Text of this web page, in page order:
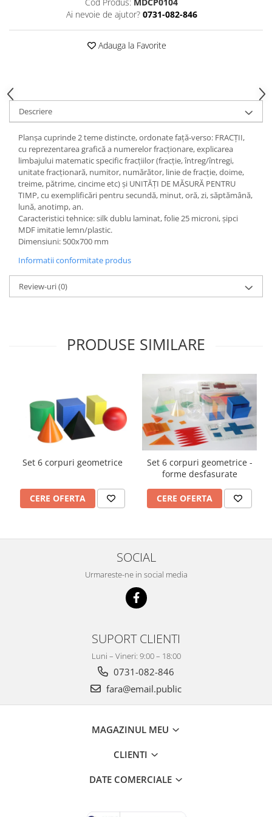
Cod Produs: MDCP0104
Ai nevoie de ajutor? 0731-082-846
Adauga la Favorite
Descriere
Planşa cuprinde 2 teme distincte, ordonate faţă-verso: FRACȚII,
cu reprezentarea grafică a numerelor fracționare, explicarea
limbajului matematic specific fracțiilor (fracție, întreg/întregi,
unitate fracționară, numitor, numărător, linie de fracție, doime,
treime, pătrime, cincime etc) și UNITĂȚI DE MĂSURĂ PENTRU
TIMP, cu exemplificări pentru secundă, minut, oră, zi, săptămână,
lună, anotimp, an.
Caracteristici tehnice: silk dublu laminat, folie 25 microni, şipci
MDF imitatie lemn/plastic.
Dimensiuni: 500x700 mm
Informatii conformitate produs
Review-uri(0)
PRODUSE SIMILARE
Set 6 corpuri geometrice
CERE OFERTA
Set 6 corpuri geometrice -
forme desfasurate
CERE OFERTA
SOCIAL
Urmareste-ne in social media
SUPORT CLIENTI
Luni – Vineri: 9:00 – 18:00
0731-082-846
fara@email.public
MAGAZINUL MEU
CLIENTI
DATE COMERCIALE